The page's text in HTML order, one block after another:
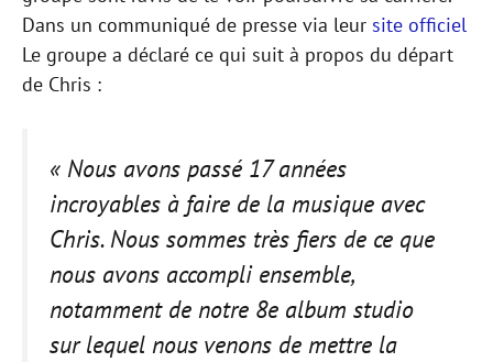
Dans un communiqué de presse via leur site officiel
Le groupe a déclaré ce qui suit à propos du départ
de Chris :
« Nous avons passé 17 années
incroyables à faire de la musique avec
Chris. Nous sommes très fiers de ce que
nous avons accompli ensemble,
notamment de notre 8e album studio
sur lequel nous venons de mettre la